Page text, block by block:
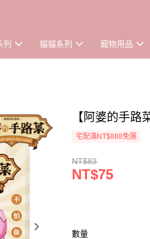
列 貓貓系列 寵物用品
【阿婆的手路
宅配滿NT$888免運
NT$83
NT$75
數量